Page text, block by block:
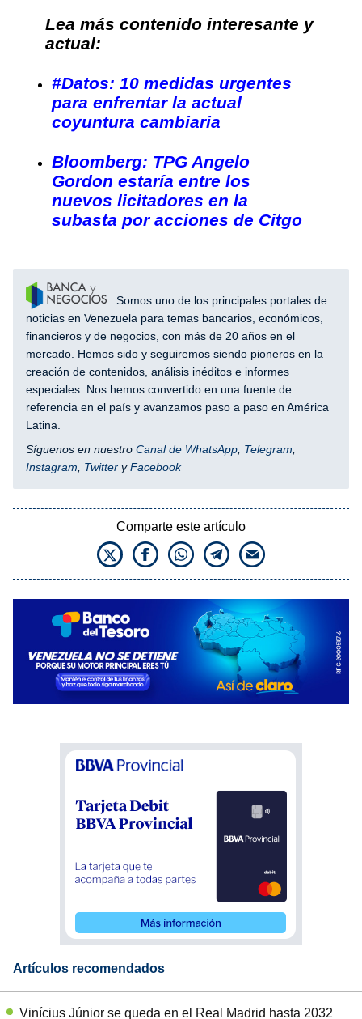
Lea más contenido interesante y
actual:
#Datos: 10 medidas urgentes
para enfrentar la actual
coyuntura cambiaria
Bloomberg: TPG Angelo
Gordon estaría entre los
nuevos licitadores en la
subasta por acciones de Citgo
Somos uno de los principales portales de
noticias en Venezuela para temas bancarios, económicos,
financieros y de negocios, con más de 20 años en el
mercado. Hemos sido y seguiremos siendo pioneros en la
creación de contenidos, análisis inéditos e informes
especiales. Nos hemos convertido en una fuente de
referencia en el país y avanzamos paso a paso en América
Latina.
Síguenos en nuestro Canal de WhatsApp Telegram
Instagram
Twitter yFacebook
Comparte este artículo
Artículos recomendados
Vinícius Júnior se queda en el Real Madrid hasta 2032